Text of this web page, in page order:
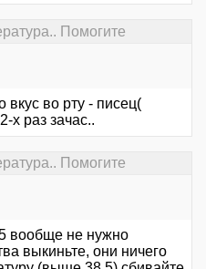
Помогите
вкус во рту - писец(
х раз зачас..
Помогите
вообще не нужно
выкиньте, они ничего